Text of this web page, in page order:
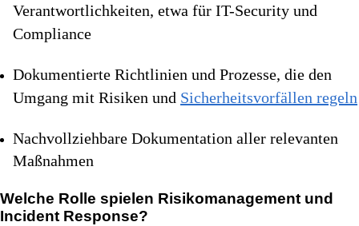
Verantwortlichkeiten, etwa für IT-Security und
Compliance
Dokumentierte Richtlinien und Prozesse, die den
Umgang mit Risiken und Sicherheitsvorfällen regeln
Nachvollziehbare Dokumentation aller relevanten
Maßnahmen
Welche Rolle spielen Risikomanagement und
Incident Response?